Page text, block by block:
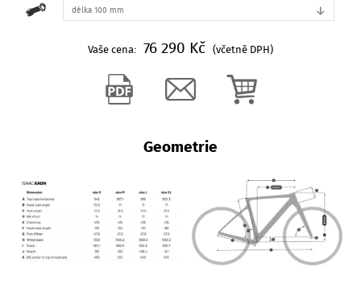
délka 100 mm ↓
Vaše cena: 76 290 Kč (včetně DPH)
Geometrie